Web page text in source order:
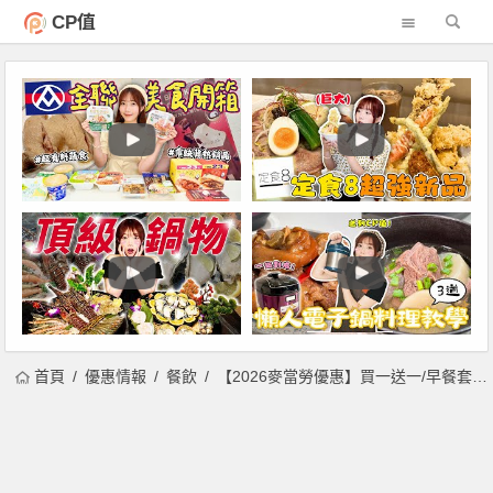
CP值
首頁 優惠情報 餐飲 【2026麥當勞優惠】買一送一/早餐套餐優惠券/歡樂送/外送優惠/菜單整理